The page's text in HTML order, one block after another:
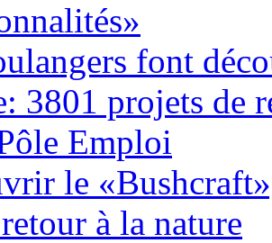
font
3801 projets de
Emploi
le
à la nature